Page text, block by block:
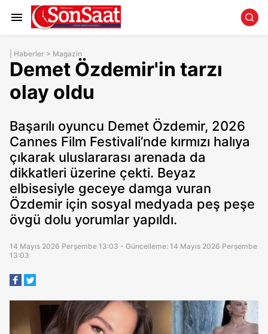
Haberler > Magazin
Demet Özdemir'in tarzı
olay oldu
Başarılı oyuncu Demet Özdemir, 2026
Cannes Film Festivali’nde kırmızı halıya
çıkarak uluslararası arenada da
dikkatleri üzerine çekti. Beyaz
elbisesiyle geceye damga vuran
Özdemir için sosyal medyada peş peşe
övgü dolu yorumlar yapıldı.
14 Mayıs 2026 Perşembe 13:03 - Güncelleme: 14 Mayıs 2026 Perşembe
13:03